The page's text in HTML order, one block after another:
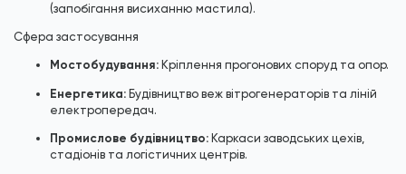
(запобігання висиханню мастила).
Сфера застосування
Мостобудування: Кріплення прогонових споруд та опор.
Енергетика: Будівництво веж вітрогенераторів та ліній
електропередач.
Промислове будівництво: Каркаси заводських цехів,
стадіонів та логістичних центрів.